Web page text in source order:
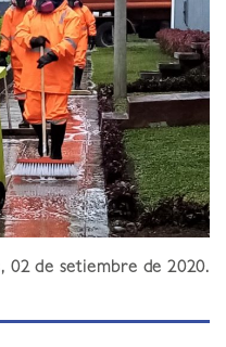
02 de setiembre de 2020.